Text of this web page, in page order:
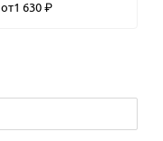
от1 630 ₽